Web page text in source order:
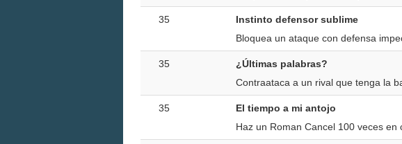
35
Instinto defensor sublime
Bloquea un ataque con defensa
35
¿Últimas palabras?
Contraataca a un rival que tenga la
35
El tiempo a mi antojo
Haz un Roman Cancel 100 veces en